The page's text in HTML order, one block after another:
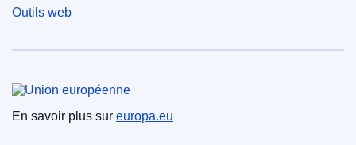
Outils web
Union européenne
En savoir plus sur europa.eu